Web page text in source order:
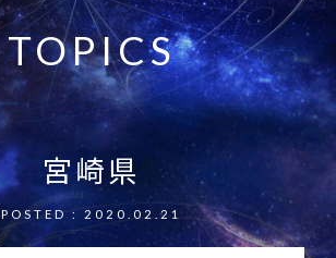
TOPICS
宮崎県
POSTED : 2020.02.21